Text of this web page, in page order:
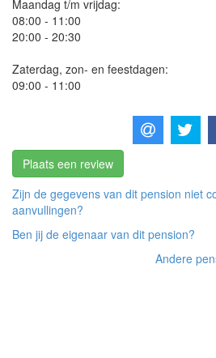
Maandag t/m vrijdag:
08:00 - 11:00
20:00 - 20:30
Zaterdag, zon- en feestdagen:
09:00 - 11:00
Plaats een review
Zijn de gegevens van dit pension niet
aanvullingen?
Ben jij de eigenaar van dit pension?
Andere